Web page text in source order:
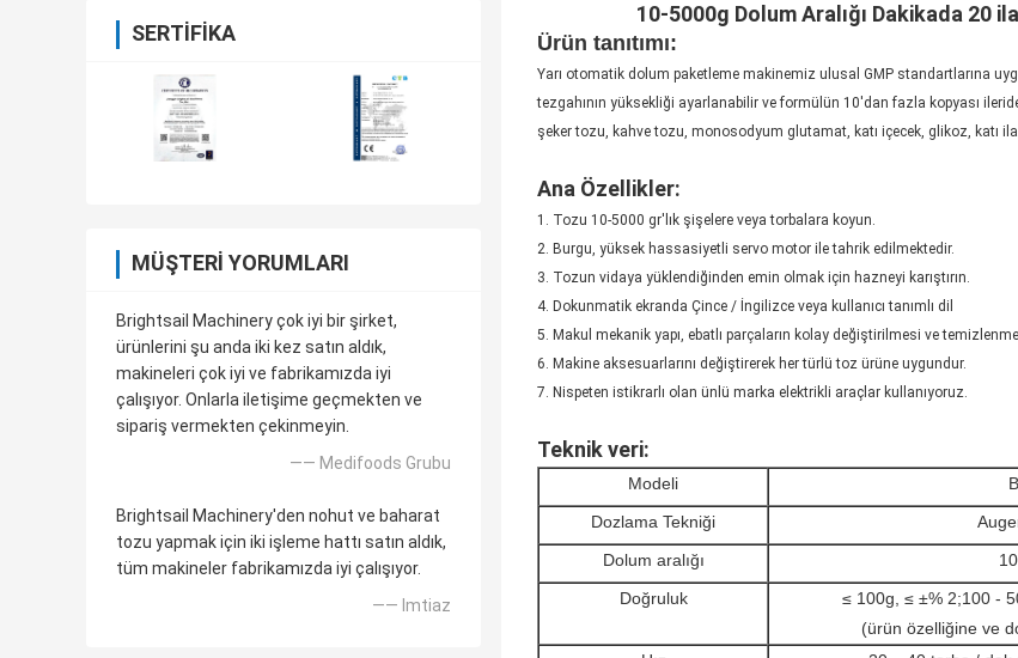
SERTIFIKA
MÜŞTERI YORUMLARI
Brightsail Machinery çok iyi bir şirket,
ürünlerini şu anda iki kez satın aldık,
makineleri çok iyi ve fabrikamızda iyi
çalışıyor. Onlarla iletişime geçmekten ve
sipariş vermekten çekinmeyin.
—— Medifoods Grubu
Brightsail Machinery'den nohut ve baharat
tozu yapmak için iki işleme hattı satın aldık,
tüm makineler fabrikamızda iyi çalışıyor.
—— Imtiaz
10-5000g Dolum Aralığı Dakikada 20
Ürün tanıtımı:
Yarı otomatik dolum paketleme makinemiz ulusal GMP standartlarına
tezgahının yüksekliği ayarlanabilir ve formülün 10'dan fazla kopyası
şeker tozu, kahve tozu, monosodyum glutamat, katı içecek, glikoz, katı
Ana Özellikler:
1. Tozu 10-5000 gr'lık şişelere veya torbalara koyun.
2. Burgu, yüksek hassasiyetli servo motor ile tahrik edilmektedir.
3. Tozun vidaya yüklendiğinden emin olmak için hazneyi karıştırın.
4. Dokunmatik ekranda Çince / İngilizce veya kullanıcı tanımlı dil
5. Makul mekanik yapı, ebatlı parçaların kolay değiştirilmesi ve
6. Makine aksesuarlarını değiştirerek her türlü toz ürüne uygundur.
7. Nispeten istikrarlı olan ünlü marka elektrikli araçlar kullanıyoruz.
Teknik veri:
Modeli
Dozlama Tekniği
Dolum aralığı
Doğruluk
≤ 100g, ≤ ±% 2;100 -
(ürün özelliğine ve